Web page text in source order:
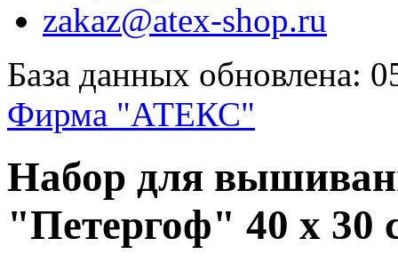
zakaz@atex-shop.ru
База данных обновлена:
Фирма "АТЕКС"
Набор для
"Петергоф" 40 х 30